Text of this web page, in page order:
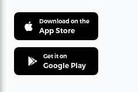
Download on the
App Store
Get it on
Google Play